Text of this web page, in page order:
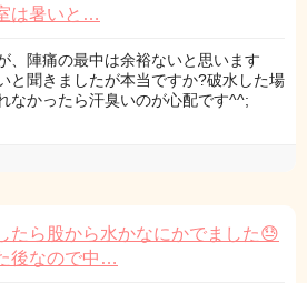
は暑いと…
、陣痛の最中は余裕ないと思います
と聞きましたが本当ですか?破水した場
なかったら汗臭いのが心配です^^;
たら股から水かなにかでました😓
後なので中…